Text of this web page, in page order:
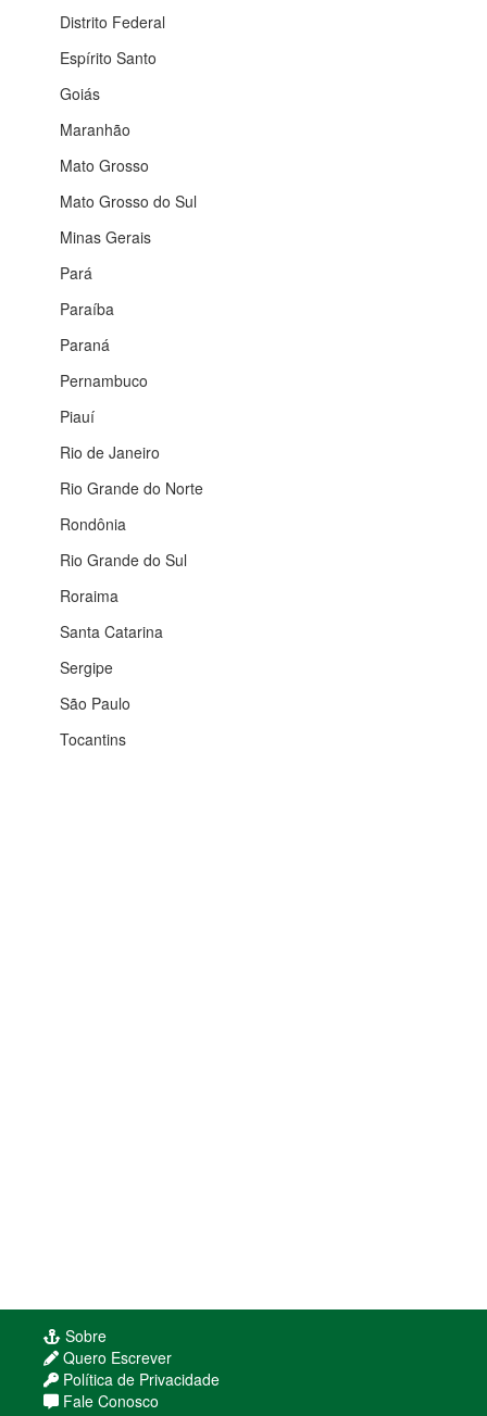
Distrito Federal
Espírito Santo
Goiás
Maranhão
Mato Grosso
Mato Grosso do Sul
Minas Gerais
Pará
Paraíba
Paraná
Pernambuco
Piauí
Rio de Janeiro
Rio Grande do Norte
Rondônia
Rio Grande do Sul
Roraima
Santa Catarina
Sergipe
São Paulo
Tocantins
Sobre
Quero Escrever
Política de Privacidade
Fale Conosco